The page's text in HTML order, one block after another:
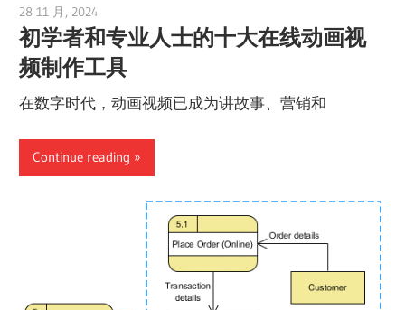
28 11 月, 2024
初学者和专业人士的十大在线动画视
频制作工具
在数字时代，动画视频已成为讲故事、营销和
Continue reading